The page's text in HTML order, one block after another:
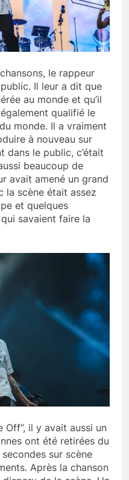
le rappeur
Il leur a dit que
au monde et qu’il
qualifié le
monde. Il a vraiment
à nouveau sur
dans le public, c’était
beaucoup de
avait amené un grand
la scène était assez
et quelques
savaient faire la
Off”, il y avait aussi un
ont été retirées du
sur scène
Après la chanson